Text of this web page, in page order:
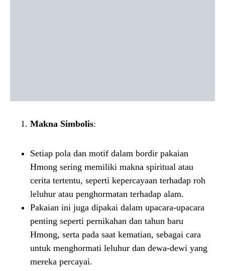
Makna Simbolis:
Setiap pola dan motif dalam bordir pakaian
Hmong sering memiliki makna spiritual atau
cerita tertentu, seperti kepercayaan terhadap roh
leluhur atau penghormatan terhadap alam.
Pakaian ini juga dipakai dalam upacara-upacara
penting seperti pernikahan dan tahun baru
Hmong, serta pada saat kematian, sebagai cara
untuk menghormati leluhur dan dewa-dewi yang
mereka percayai.